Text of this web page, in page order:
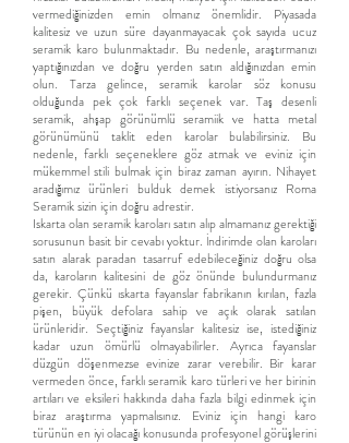
vermediğinizden emin olmanız önemlidir. Piyasada
kalitesiz ve uzun süre dayanmayacak çok sayıda ucuz
seramik karo bulunmaktadır. Bu nedenle, araştırmanızı
yaptığınızdan ve doğru yerden satın aldığınızdan emin
olun. Tarza gelince, seramik karolar söz konusu
olduğunda pek çok farklı seçenek var. Taş desenli
seramik, ahşap görünümlü seramiik ve hatta metal
görünümünü taklit eden karolar bulabilirsiniz. Bu
nedenle, farklı seçeneklere göz atmak ve eviniz için
mükemmel stili bulmak için biraz zaman ayırın. Nihayet
aradığımız ürünleri bulduk demek istiyorsanız Roma
Seramik sizin için doğru adrestir.
Iskarta olan seramik karoları satın alıp almamanız gerektiği
sorusunun basit bir cevabı yoktur. İndirimde olan karoları
satın alarak paradan tasarruf edebileceğiniz doğru olsa
da, karoların kalitesini de göz önünde bulundurmanız
gerekir. Çünkü ıskarta fayanslar fabrikanın kırılan, fazla
pişen, büyük defolara sahip ve açık olarak satılan
ürünleridir. Seçtiğiniz fayanslar kalitesiz ise, istediğiniz
kadar uzun ömürlü olmayabilirler. Ayrıca fayanslar
düzgün döşenmezse evinize zarar verebilir. Bir karar
vermeden önce, farklı seramik karo türleri ve her birinin
artıları ve eksileri hakkında daha fazla bilgi edinmek için
biraz araştırma yapmalısınız. Eviniz için hangi karo
türünün en iyi olacağı konusunda profesyonel görüşlerini